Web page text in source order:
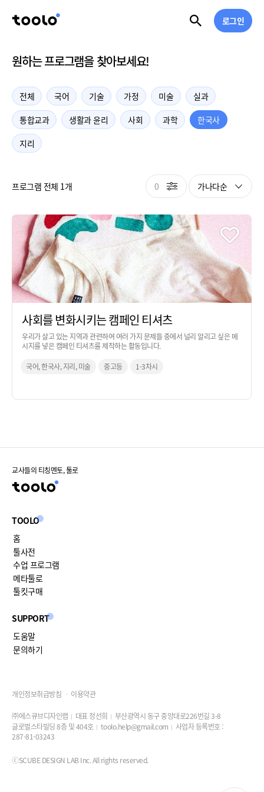
로그인
원하는 프로그램을 찾아보세요!
전체 국어 기술 가정 미술
실과
통합교과
생활과 윤리 사회 과학
한국사
지리
프로그램 전체 1개 0 가나다순
사회를 변화시키는 캠페인 티셔츠
우리가 살고 있는 지역과 관련하여 여러 가지 문제들 중에서 널리 알리고 싶은 메
시지를 넣은 캠페인 티셔츠를 제작하는 활동입니다.
국어, 한국사, 지리, 미술 중고등 1-3차시
교사들의 티칭멘토, 툴로
TOOLO
홈
툴사전
수업 프로그램
메타툴로
툴킷구매
SUPPORT
도움말
문의하기
개인정보취급방침 이용약관
㈜에스큐브디자인랩 대표 정선희
부산광역시 동구 중앙대로226번길 3-8
글로벌스타빌딩 8층 및 404호
toolo.help@gmail.com
사업자 등록번호 :
287-81-03243
ⓒSCUBE DESIGN LAB Inc. All rights reserved.